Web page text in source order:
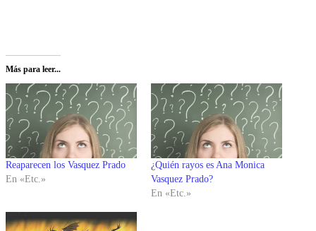
Más para leer...
Reaparecen los Vasquez Prado
En «Etc.»
¿Quién rayos es Ana Monica
Vasquez Prado?
En «Etc.»